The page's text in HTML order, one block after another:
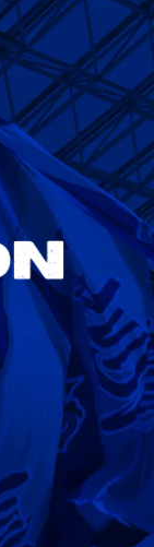
グ 第3節
トラーズ